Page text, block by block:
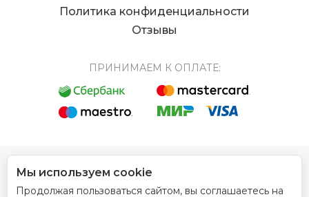
Политика конфиденциальности
Отзывы
ПРИНИМАЕМ К ОПЛАТЕ:
© 2012 - 2026 Интернет магазин EUROCOIN
Мы используем cookie
Продолжая пользоваться сайтом, вы соглашаетесь на